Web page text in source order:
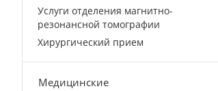
Услуги отделения магнитно-
резонансной томографии
Хирургический прием
Медицинские